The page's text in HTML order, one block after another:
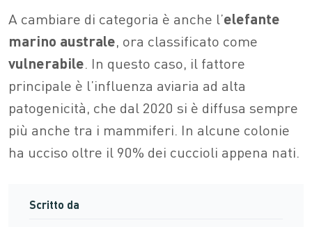
A cambiare di categoria è anche l’elefante
marino australe, ora classificato come
vulnerabile. In questo caso, il fattore
principale è l’influenza aviaria ad alta
patogenicità, che dal 2020 si è diffusa sempre
più anche tra i mammiferi. In alcune colonie
ha ucciso oltre il 90% dei cuccioli appena nati.
Scritto da